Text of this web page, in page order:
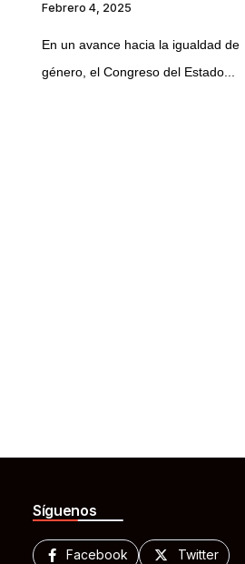
Febrero 4, 2025
En un avance hacia la igualdad de
género, el Congreso del Estado...
Síguenos
Facebook Twitter